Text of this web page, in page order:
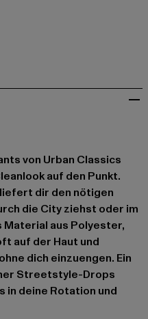
von Urban Classics
auf den Punkt.
dir den nötigen
die City ziehst oder im
Material aus Polyester,
auf der Haut und
dich einzuengen. Ein
Streetstyle-Drops
in deine Rotation und